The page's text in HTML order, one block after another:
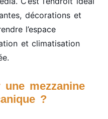
décorations et
l’espace
et climatisation
une mezzanine
?